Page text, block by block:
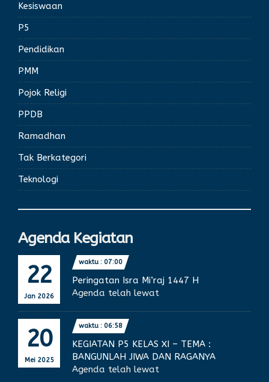
Kesiswaan
P5
Pendidikan
PMM
Pojok Religi
PPDB
Ramadhan
Tak Berkategori
Teknologi
Agenda Kegiatan
22
Jan 2026
waktu : 07:00
Peringatan Isra Mi’raj 1447 H
Agenda telah lewat
20
Mei 2025
waktu : 06:58
KEGIATAN P5 KELAS XI – TEMA :
BANGUNLAH JIWA DAN RAGANYA
Agenda telah lewat